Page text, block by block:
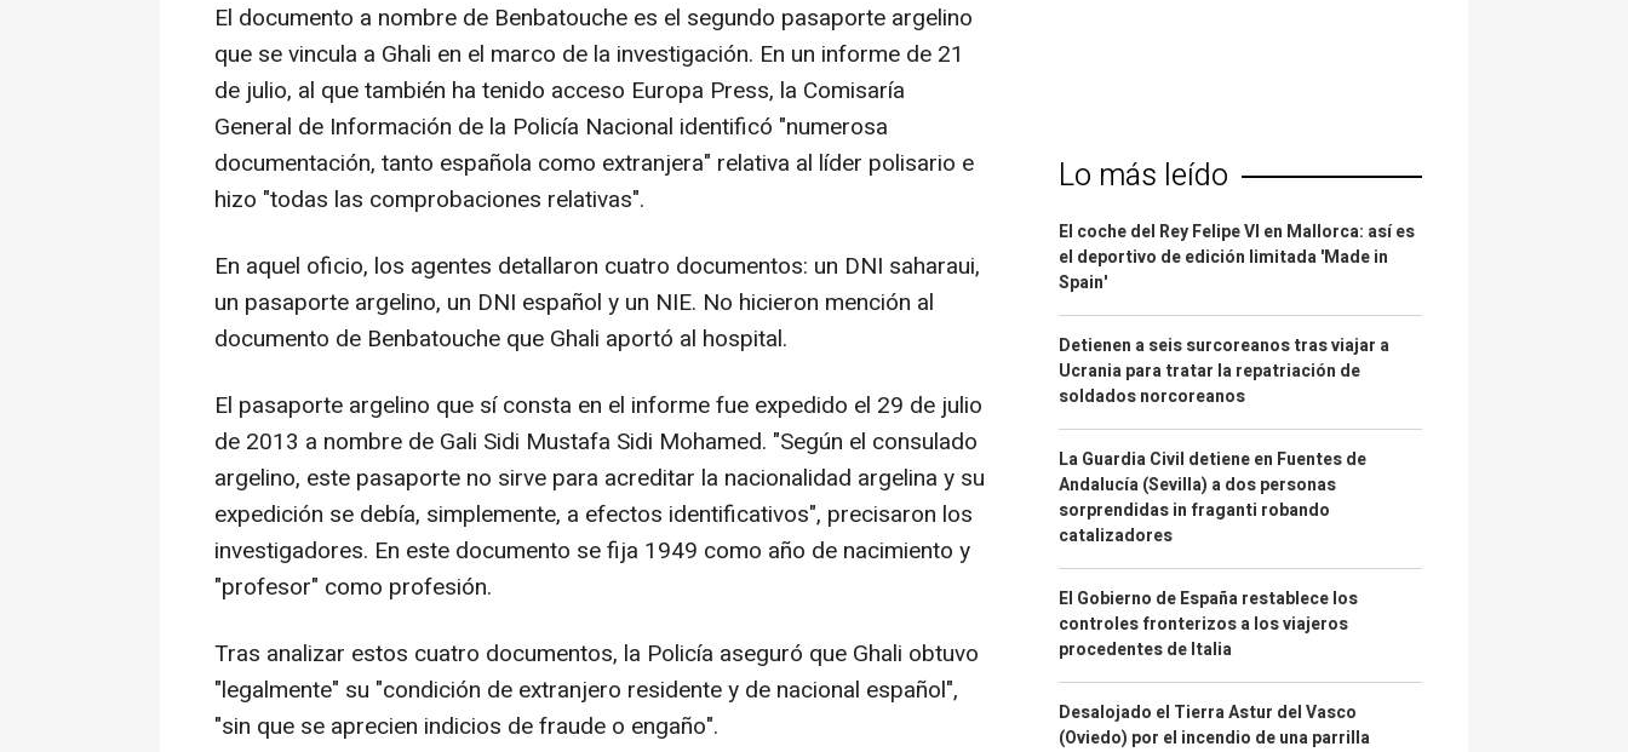
El documento a nombre de Benbatouche es el segundo pasaporte argelino
que se vincula a Ghali en el marco de la investigación. En un informe de 21
de julio, al que también ha tenido acceso Europa Press, la Comisaría
General de Información de la Policía Nacional identificó "numerosa
documentación, tanto española como extranjera" relativa al líder polisario e
hizo "todas las comprobaciones relativas".
En aquel oficio, los agentes detallaron cuatro documentos: un DNI saharaui,
un pasaporte argelino, un DNI español y un NIE. No hicieron mención al
documento de Benbatouche que Ghali aportó al hospital.
El pasaporte argelino que sí consta en el informe fue expedido el 29 de julio
de 2013 a nombre de Gali Sidi Mustafa Sidi Mohamed. "Según el consulado
argelino, este pasaporte no sirve para acreditar la nacionalidad argelina y su
expedición se debía, simplemente, a efectos identificativos", precisaron los
investigadores. En este documento se fija 1949 como año de nacimiento y
"profesor" como profesión.
Tras analizar estos cuatro documentos, la Policía aseguró que Ghali obtuvo
"legalmente" su "condición de extranjero residente y de nacional español",
"sin que se aprecien indicios de fraude o engaño".
Lo más leído
El coche del Rey Felipe VI en Mallorca: así es
el deportivo de edición limitada 'Made in
Spain'
Detienen a seis surcoreanos tras viajar a
Ucrania para tratar la repatriación de
soldados norcoreanos
La Guardia Civil detiene en Fuentes de
Andalucía (Sevilla) a dos personas
sorprendidas in fraganti robando
catalizadores
El Gobierno de España restablece los
controles fronterizos a los viajeros
procedentes de Italia
Desalojado el Tierra Astur del Vasco
(Oviedo) por el incendio de una parrilla